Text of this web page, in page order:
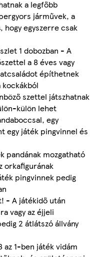
a legfőbb
járművek, a
hogy egyszerre csak
1 dobozban - A
a 8 éves vagy
építhetnek
szettel játszhatnak
külön lehet
egy
egy játék pingvinnel és
pandának mozgatható
orkafigurának
pingvinnek pedig
- A játékidő után
vagy az éjjeli
2 átlátszó állvány
az 1-ben játék vidám